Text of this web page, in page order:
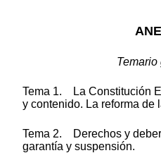
Temario
Tema 1. La Constitución
y contenido. La reforma de
Tema 2. Derechos y
garantía y suspensión.